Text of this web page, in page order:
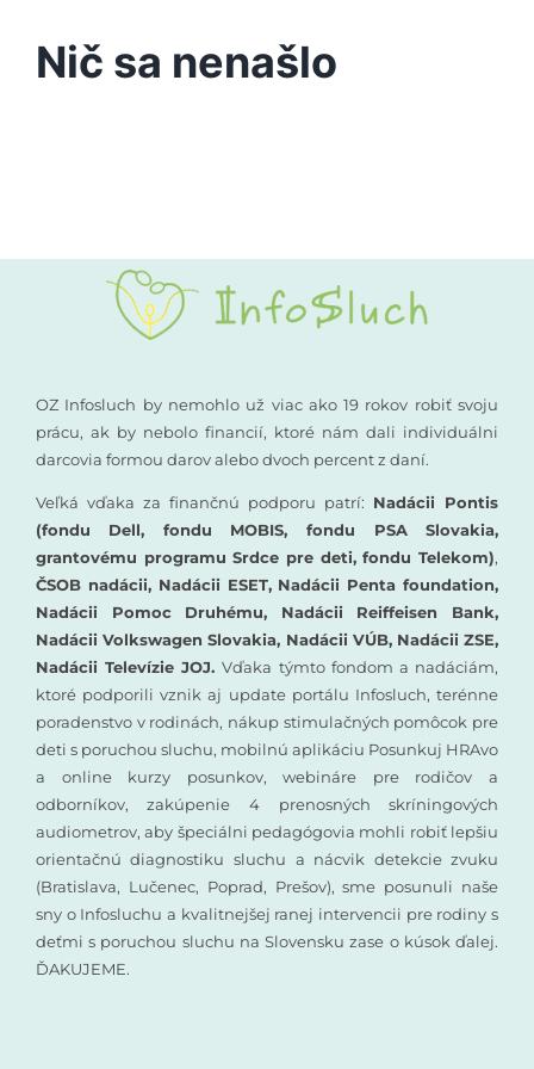
Podporte nás
Vyšetrenia sluchu
Rané poradenstvo
Vzdelávanie
Nič sa nenašlo
OZ Infosluch by nemohlo už viac ako 19 rokov robiť svoju
prácu, ak by nebolo financií, ktoré nám dali individuálni
darcovia formou darov alebo dvoch percent z daní.
Veľká vďaka za finančnú podporu patrí: Nadácii Pontis
(fondu Dell, fondu MOBIS, fondu PSA Slovakia,
grantovému programu Srdce pre deti, fondu Telekom),
ČSOB nadácii, Nadácii ESET, Nadácii Penta foundation,
Nadácii Pomoc Druhému, Nadácii Reiffeisen Bank,
Nadácii Volkswagen Slovakia, Nadácii VÚB, Nadácii ZSE,
Nadácii Televízie JOJ.Vďaka týmto fondom a nadáciám,
ktoré podporili vznik aj update portálu Infosluch, terénne
poradenstvo v rodinách, nákup stimulačných pomôcok pre
deti s poruchou sluchu, mobilnú aplikáciu Posunkuj HRAvo
a online kurzy posunkov, webináre pre rodičov a
odborníkov, zakúpenie 4 prenosných skríningových
audiometrov, aby špeciálni pedagógovia mohli robiť lepšiu
orientačnú diagnostiku sluchu a nácvik detekcie zvuku
(Bratislava, Lučenec, Poprad, Prešov), sme posunuli naše
sny o Infosluchu a kvalitnejšej ranej intervencii pre rodiny s
deťmi s poruchou sluchu na Slovensku zase o kúsok ďalej.
ĎAKUJEME.